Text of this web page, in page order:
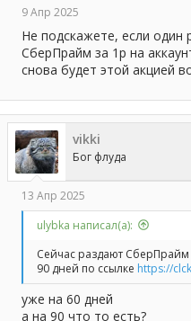
9 Апр 2025
Не подскажете, если один
СберПрайм за 1р на
снова будет этой акцией
vikki
Бог флуда
13 Апр 2025
ulybka написал(а):
Сейчас раздают СберПрайм
90 дней по ссылке https://
уже на 60 дней
а на 90 что то есть?